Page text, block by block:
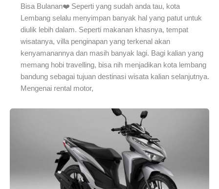
Bisa Bulanan❤️ Seperti yang sudah anda tau, kota
Lembang selalu menyimpan banyak hal yang patut untuk
diulik lebih dalam. Seperti makanan khasnya, tempat
wisatanya, villa penginapan yang terkenal akan
kenyamanannya dan masih banyak lagi. Bagi kalian yang
memang hobi travelling, bisa nih menjadikan kota lembang
bandung sebagai tujuan destinasi wisata kalian selanjutnya.
Mengenai rental motor,